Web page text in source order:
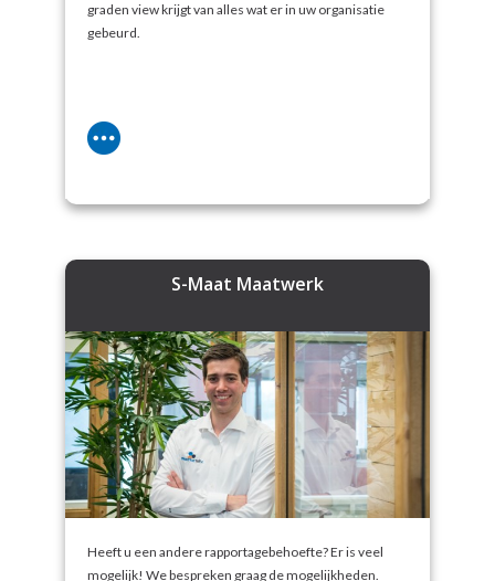
graden view krijgt van alles wat er in uw organisatie
gebeurd.
S-Maat Maatwerk
Heeft u een andere rapportagebehoefte? Er is veel
mogelijk! We bespreken graag de mogelijkheden.